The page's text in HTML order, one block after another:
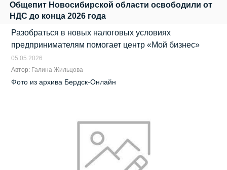
Общепит Новосибирской области освободили от
НДС до конца 2026 года
Разобраться в новых налоговых условиях
предпринимателям помогает центр «Мой бизнес»
05.05.2026
Автор: Галина Жильцова
Фото из архива Бердск-Онлайн